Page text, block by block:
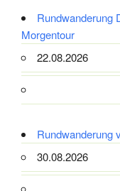
Rundwanderung
Morgentour
22.08.2026
Rundwanderung
30.08.2026